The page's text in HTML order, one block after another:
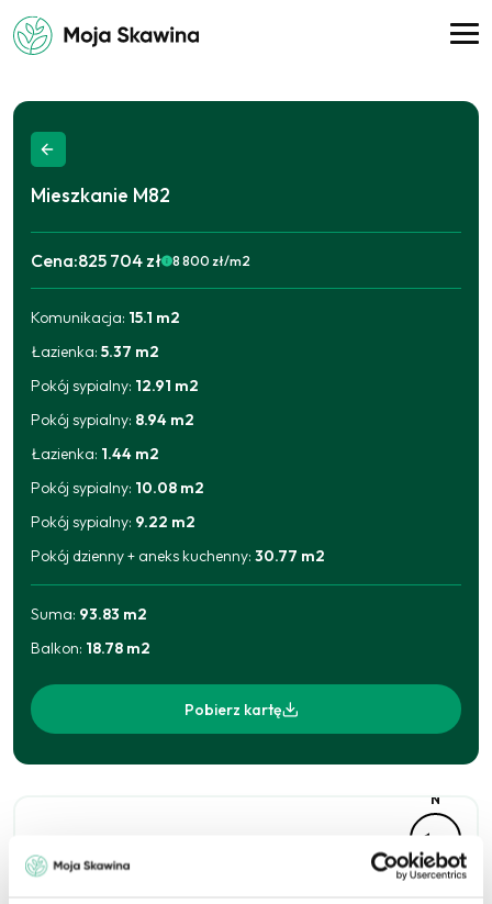
Mieszkanie M82
Cena:825 704 zł
2025-09-11
8 800 zł/m2
Komunikacja: 15.1 m2
Łazienka:5.37 m2
Pokój sypialny: 12.91 m2
Pokój sypialny: 8.94 m2
Łazienka: 1.44 m2
Pokój sypialny: 10.08 m2
Pokój sypialny: 9.22 m2
Pokój dzienny + aneks kuchenny:30.77 m2
Suma: 93.83 m2
Balkon: 18.78 m2
Pobierz kartę
N